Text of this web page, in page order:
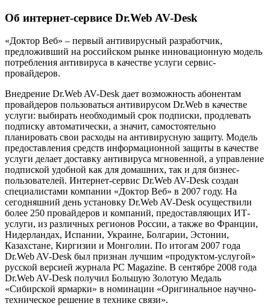
Об интернет-сервисе Dr.Web AV-Desk
«Доктор Веб» – первый антивирусный разработчик,
предложивший на российском рынке инновационную модель
потребления антивируса в качестве услуги сервис-
провайдеров.
Внедрение Dr.Web AV-Desk дает возможность абонентам
провайдеров пользоваться антивирусом Dr.Web в качестве
услуги: выбирать необходимый срок подписки, продлевать
подписку автоматически, а значит, самостоятельно
планировать свои расходы на антивирусную защиту. Модель
предоставления средств информационной защиты в качестве
услуги делает доставку антивируса мгновенной, а управление
подпиской удобной как для домашних, так и для бизнес-
пользователей. Интернет-сервис Dr.Web AV-Desk создан
специалистами компании «Доктор Веб» в 2007 году. На
сегодняшний день установку Dr.Web AV-Desk осуществили
более 250 провайдеров и компаний, предоставляющих ИТ-
услуги, из различных регионов России, а также во Франции,
Нидерландах, Испании, Украине, Болгарии, Эстонии,
Казахстане, Киргизии и Монголии. По итогам 2007 года
Dr.Web AV-Desk был признан лучшим «продуктом-услугой»
русской версией журнала PC Magazine. В сентябре 2008 года
Dr.Web AV-Desk получил Большую Золотую Медаль
«Сибирской ярмарки» в номинации «Оригинальное научно-
техническое решение в технике связи».